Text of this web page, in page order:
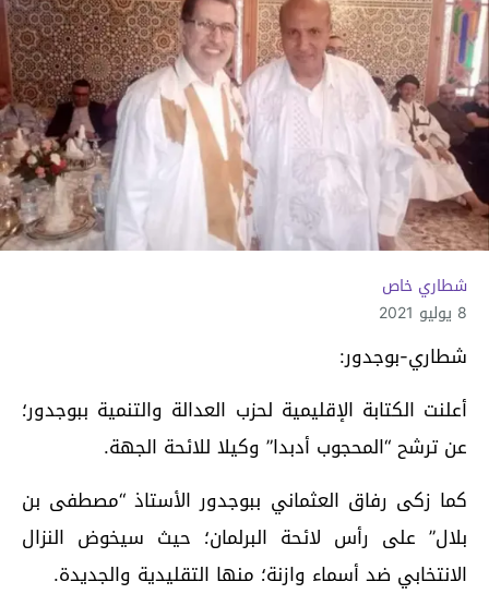
شطاري خاص
8 يوليو 2021
شطاري-بوجدور:
أعلنت الكتابة الإقليمية لحزب العدالة والتنمية ببوجدور؛
عن ترشح “المحجوب أدبدا” وكيلا للائحة الجهة.
كما زكى رفاق العثماني ببوجدور الأستاذ “مصطفى بن
بلال” على رأس لائحة البرلمان؛ حيث سيخوض النزال
الانتخابي ضد أسماء وازنة؛ منها التقليدية والجديدة.